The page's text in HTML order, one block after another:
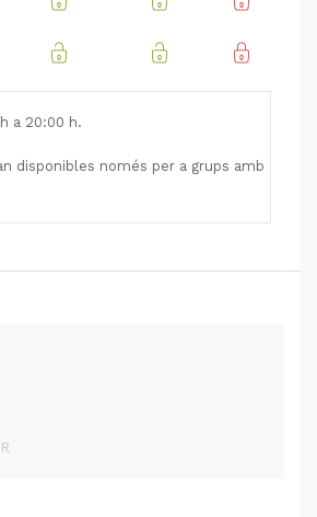
a 20:00 h.
disponibles només per a grups amb